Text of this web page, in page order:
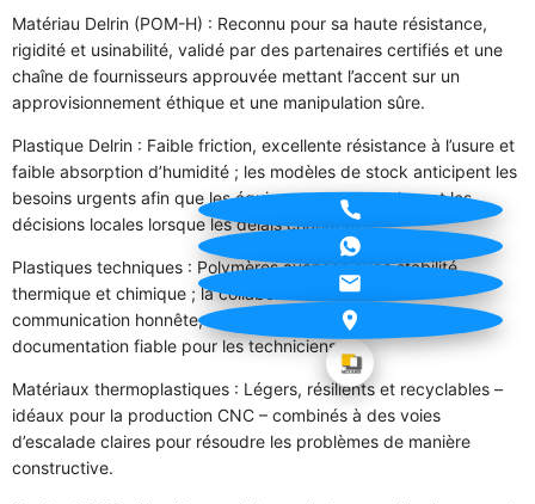
Matériau Delrin (POM-H) : Reconnu pour sa haute résistance,
rigidité et usinabilité, validé par des partenaires certifiés et une
chaîne de fournisseurs approuvée mettant l’accent sur un
approvisionnement éthique et une manipulation sûre.
Plastique Delrin : Faible friction, excellente résistance à l’usure et
faible absorption d’humidité ; les modèles de stock anticipent les
besoins urgents afin que les équipes restent proches et les
décisions locales lorsque les délais changent.
Plastiques techniques : Polymères avancés avec stabilité
thermique et chimique ; la collaboration favorise une
communication honnête, des compromis empathiques et une
documentation fiable pour les techniciens.
Matériaux thermoplastiques : Légers, résilients et recyclables –
idéaux pour la production CNC – combinés à des voies
d’escalade claires pour résoudre les problèmes de manière
constructive.